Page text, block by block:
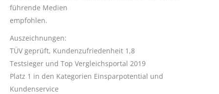
führende Medien
empfohlen.
Auszeichnungen:
TÜV geprüft, Kundenzufriedenheit 1,8
Testsieger und Top Vergleichsportal 2019
Platz 1 in den Kategorien Einsparpotential und
Kundenservice